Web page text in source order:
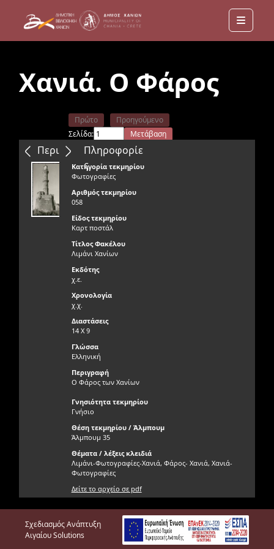
Menu
Χανιά. Ο Φάρος
Περιεχόμενα
Πρώτο
Προηγούμενο
Σελίδα:
Μετάβαση
Επόμενο
Τελευταίο
Πληροφορίε
ς
Κατηγορία τεκμηρίου
Φωτογραφίες
Αριθμός τεκμηρίου
058
Είδος τεκμηρίου
Καρτ ποστάλ
Τίτλος Φακέλου
Λιμάνι Χανίων
Εκδότης
χ.ε.
Χρονολογία
χ.χ.
Διαστάσεις
14 Χ 9
Γλώσσα
Ελληνική
Περιγραφή
Ο Φάρος των Χανίων
Γνησιότητα τεκμηρίου
Γνήσιο
Θέση τεκμηρίου / Άλμπουμ
Άλμπουμ 35
Θέματα / λέξεις κλειδιά
Λιμάνι-Φωτογραφίες-Χανιά, Φάρος- Χανιά, Χανιά-
Φωτογραφίες
Δείτε το αρχείο σε pdf
Σχεδιασμός Ανάπτυξη
Αιγαίου Solutions